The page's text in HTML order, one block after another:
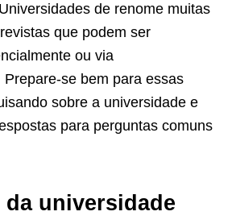
de renome muitas
que podem ser
ou via
se bem para essas
sobre a universidade e
para perguntas comuns
da universidade